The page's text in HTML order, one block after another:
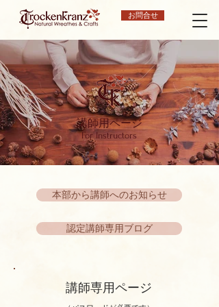
お問合せ
講師用ページ
For Instructors
本部から講師へのお知らせ
認定講師専用ブログ
講師専用ページ